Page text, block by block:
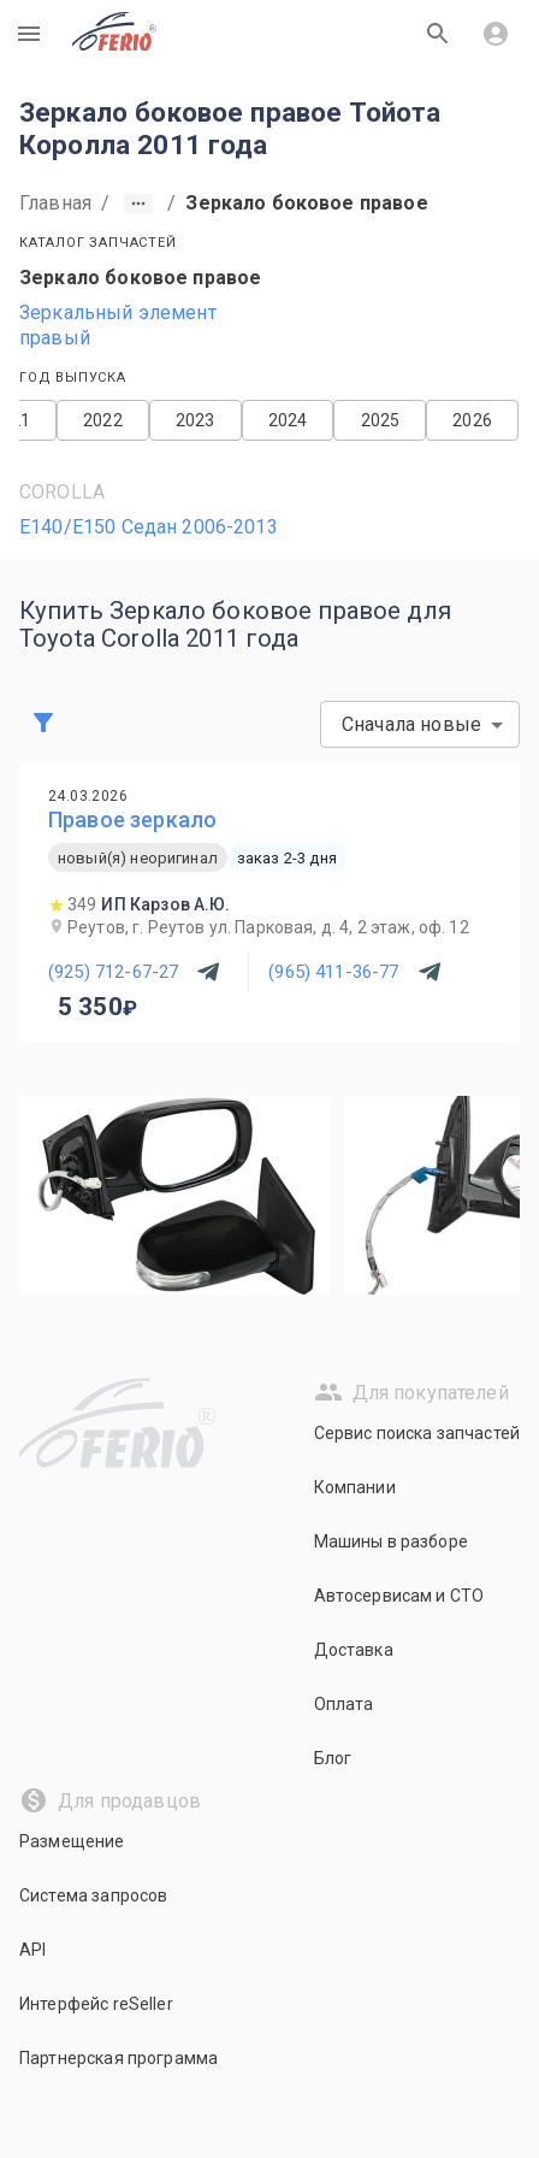
R
Зеркало боковое правое Тойота
Королла 2011 года
Главная / / Зеркало боковое правое
КАТАЛОГ ЗАПЧАСТЕЙ
Зеркало боковое правое
Зеркальный элемент
правый
ГОД ВЫПУСКА
2026
2025
2024
2023
2022
COROLLA
E140/E150 Седан 2006-2013
Купить Зеркало боковое правое для
Toyota Corolla 2011 года
Сначала новые
24.03.2026
Правое зеркало
новый(я) неоригинал заказ 2-3 дня
349 ИП Карзов А.Ю.
Реутов, г. Реутов ул. Парковая, д. 4, 2 этаж, оф. 12
(925) 712-67-27 (965) 411-36-77
5 350
R
Для покупателей
Сервис поиска запчастей
Компании
Машины в разборе
Автосервисам и СТО
Доставка
Оплата
Блог
Для продавцов
Размещение
Система запросов
API
Интерфейс reSeller
Партнерская программа